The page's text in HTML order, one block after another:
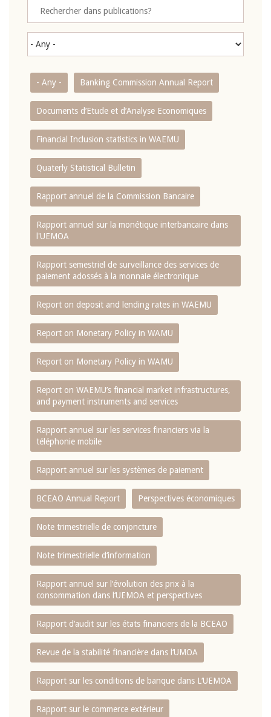
- Any - Banking Commission Annual Report
Documents d’Etude et d’Analyse Economiques
Financial Inclusion statistics in WAEMU
Quaterly Statistical Bulletin
Rapport annuel de la Commission Bancaire
Rapport annuel sur la monétique interbancaire dans
l'UEMOA
Rapport semestriel de surveillance des services de
paiement adossés à la monnaie électronique
Report on deposit and lending rates in WAEMU
Report on Monetary Policy in WAMU
Report on Monetary Policy in WAMU
Report on WAEMU’s financial market infrastructures,
and payment instruments and services
Rapport annuel sur les services financiers via la
téléphonie mobile
Rapport annuel sur les systèmes de paiement
BCEAO Annual Report Perspectives économiques
Note trimestrielle de conjoncture
Note trimestrielle d‘information
Rapport annuel sur l‘évolution des prix à la
consommation dans l‘UEMOA et perspectives
Rapport d‘audit sur les états financiers de la BCEAO
Revue de la stabilité financière dans l‘UMOA
Rapport sur les conditions de banque dans L‘UEMOA
Rapport sur le commerce extérieur